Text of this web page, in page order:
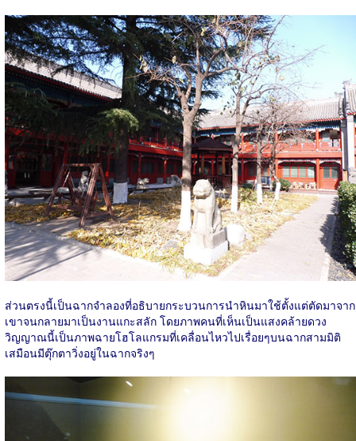
ส่วนตรงนี้เป็นฉากจำลองที่อธิบายกระบวนการนำหินมาใช้ตั้งแต่ตัดมาจาก
เขาจนกลายมาเป็นงานแกะสลัก โดยภาพคนที่เห็นเป็นแสงคล้ายดวง
วิญญาณนี้เป็นภาพฉายโฮโลแกรมที่เคลื่อนไหวไปเรื่อยๆบนฉากสามมิติ
เสมือนมีตุ๊กตาวิ่งอยู่ในฉากจริงๆ